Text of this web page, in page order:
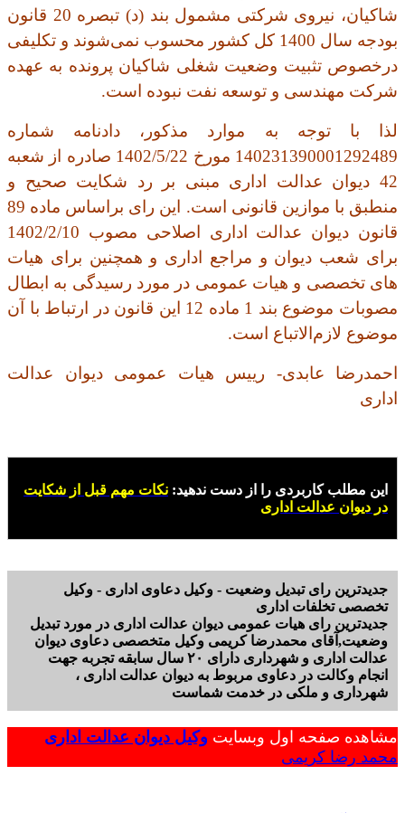
شاکیان، نیروی شرکتی مشمول بند (د) تبصره 20 قانون
بودجه سال 1400 کل کشور محسوب نمی‌شوند و تکلیفی
درخصوص تثبیت وضعیت شغلی شاکیان پرونده به عهده
شرکت مهندسی و توسعه نفت نبوده است.
لذا با توجه به موارد مذکور، دادنامه شماره
140231390001292489 مورخ 1402/5/22 صادره از شعبه
42 دیوان عدالت اداری مبنی بر رد شکایت صحیح و
منطبق با موازین قانونی است. این رای براساس ماده 89
قانون دیوان عدالت اداری اصلاحی مصوب 1402/2/10
برای شعب دیوان و مراجع اداری و همچنین برای هیات
های تخصصی و هیات عمومی در مورد رسیدگی به ابطال
مصوبات موضوع بند 1 ماده 12 این قانون در ارتباط با آن
موضوع لازم‌الاتباع است.
احمدرضا عابدی- رییس هیات عمومی دیوان عدالت
اداری
این مطلب کاربردی را از دست ندهید: نکات مهم قبل از شکایت
در دیوان عدالت اداری
جدیدترین رای تبدیل وضعیت - وکیل دعاوی اداری - وکیل
تخصصی تخلفات اداری
جدیدترین رای هیات عمومی دیوان عدالت اداری در مورد تبدیل
وضعیت,آقای محمدرضا کریمی وکیل متخصصی دعاوی دیوان
عدالت اداری و شهرداری دارای ۲۰ سال سابقه تجربه جهت
انجام وکالت در دعاوی مربوط به دیوان عدالت اداری ،
شهرداری و ملکی در خدمت شماست
مشاهده صفحه اول وبسایت وکیل دیوان عدالت اداری
محمد رضا کریمی